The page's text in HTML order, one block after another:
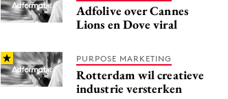
Adfolive over Cannes
Lions en Dove viral
PURPOSE MARKETING
Rotterdam wil creatieve
industrie versterken